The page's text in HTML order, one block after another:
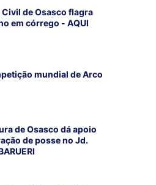
Civil de Osasco flagra
em córrego - AQUI
mundial de Arco
de Osasco dá apoio
de posse no Jd.